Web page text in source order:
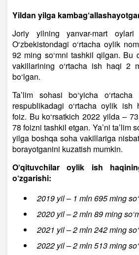
Yildan yilga
Joriy yilning yanvar-mart oylari
O‘zbekistondagi o‘rtacha oylik
92 ming so‘mni tashkil qilgan. Bu
vakillarining o‘rtacha ish haqi 2
bo‘lgan.
Ta’lim sohasi bo‘yicha
respublikadagi o‘rtacha oylik ish
foiz. Bu ko‘rsatkich 2022 yilda –
78 foizni tashkil etgan. Ya’ni ta’lim
yilga boshqa soha vakillariga
borayotganini kuzatish mumkin.
O‘qituvchilar oylik ish
o‘zgarishi:
2019 yil – 1 mln 695 ming
2020 yil – 2 mln 89 ming
2021 yil – 2 mln 242 ming
2022 yil – 2 mln 513 ming